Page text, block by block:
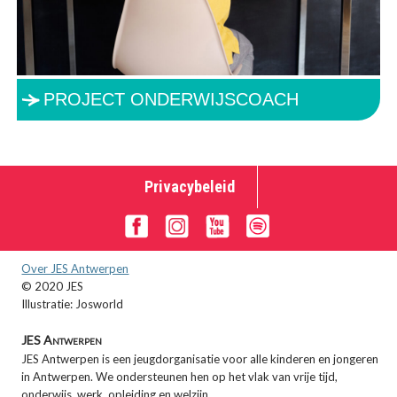
PROJECT ONDERWIJSCOACH
Privacybeleid
Over JES Antwerpen
© 2020 JES
Illustratie: Josworld
JES Antwerpen
JES Antwerpen is een jeugdorganisatie voor alle kinderen en jongeren
in Antwerpen. We ondersteunen hen op het vlak van vrije tijd,
onderwijs, werk, opleiding en welzijn.